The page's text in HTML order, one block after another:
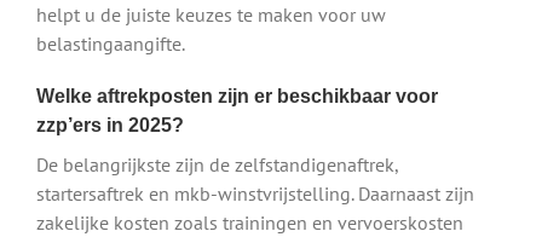
helpt u de juiste keuzes te maken voor uw
belastingaangifte.
Welke aftrekposten zijn er beschikbaar voor
zzp’ers in 2025?
De belangrijkste zijn de zelfstandigenaftrek,
startersaftrek en mkb-winstvrijstelling. Daarnaast zijn
zakelijke kosten zoals trainingen en vervoerskosten